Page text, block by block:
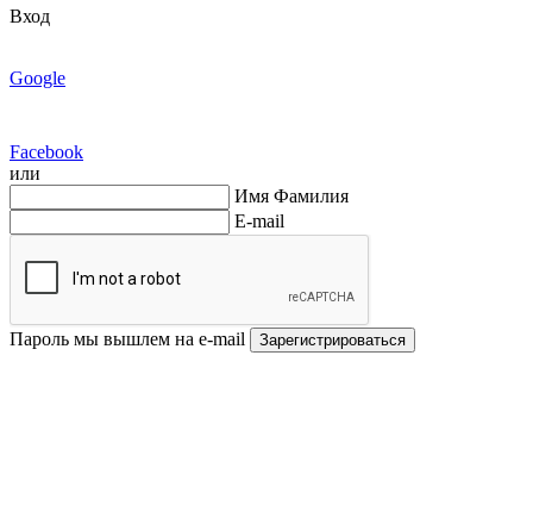
Вход
Google
Facebook
или
Имя Фамилия
E-mail
Пароль мы вышлем на e-mail Зарегистрироваться